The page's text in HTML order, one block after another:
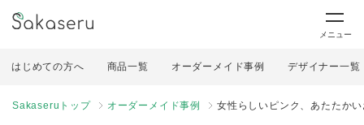
メニュー
はじめての方へ 商品一覧 オーダーメイド事例 デザイナー一覧
Sakaseruトップ オーダーメイド事例 女性らしいピンク、あたたか